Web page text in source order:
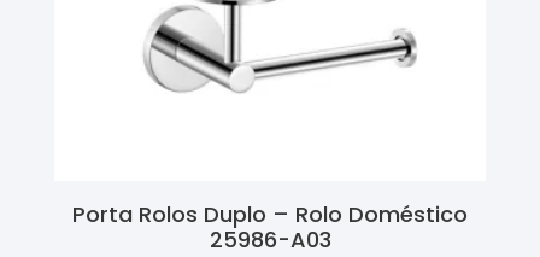
Porta Rolos Duplo – Rolo Doméstico
25986-A03